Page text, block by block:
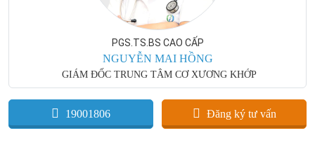
PGS.TS.BS CAO CẤP
NGUYỄN MAI HỒNG
GIÁM ĐỐC TRUNG TÂM CƠ XƯƠNG KHỚP
19001806 Đăng ký tư vấn